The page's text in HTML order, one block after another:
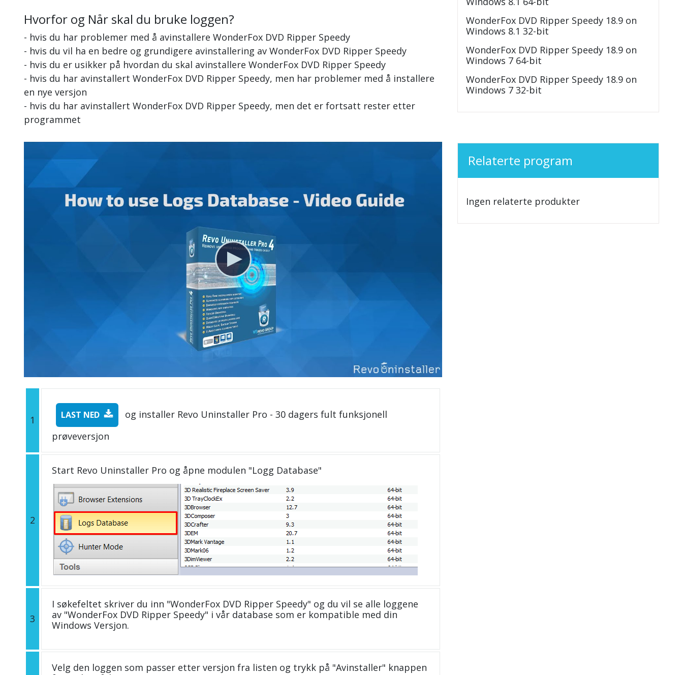
Hvorfor og Når skal du bruke loggen?
- hvis du har problemer med å avinstallere WonderFox DVD Ripper Speedy
- hvis du vil ha en bedre og grundigere avinstallering av WonderFox DVD Ripper Speedy
- hvis du er usikker på hvordan du skal avinstallere WonderFox DVD Ripper Speedy
- hvis du har avinstallert WonderFox DVD Ripper Speedy, men har problemer med å installere
en nye versjon
- hvis du har avinstallert WonderFox DVD Ripper Speedy, men det er fortsatt rester etter
programmet
1 LAST NED
og installer Revo Uninstaller Pro - 30 dagers fult funksjonell
prøveversjon
2
Start Revo Uninstaller Pro og åpne modulen "Logg Database"
3
I søkefeltet skriver du inn "WonderFox DVD Ripper Speedy" og du vil se alle loggene
av "WonderFox DVD Ripper Speedy" i vår database som er kompatible med din
Windows Versjon.
Velg den loggen som passer etter versjon fra listen og trykk på "Avinstaller" knappen
WonderFox DVD Ripper Speedy 18.9 on
Windows 8.1 32-bit
WonderFox DVD Ripper Speedy 18.9 on
Windows 7 64-bit
WonderFox DVD Ripper Speedy 18.9 on
Windows 7 32-bit
Relaterte program
Ingen relaterte produkter